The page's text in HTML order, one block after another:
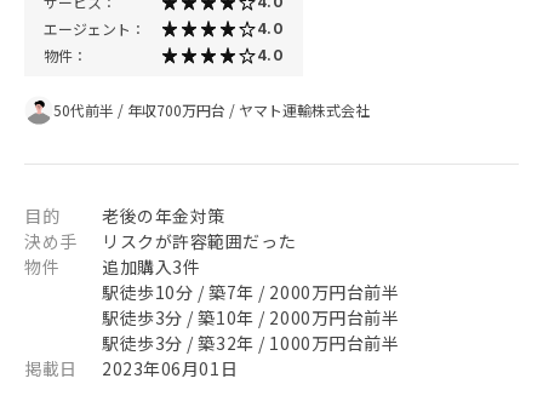
エージェント： 4.0
物件： 4.0
50代前半 / 年収700万円台 / ヤマト運輸株式会社
目的
老後の年金対策
決め手
リスクが許容範囲だった
物件
追加購入3件
駅徒歩10分 / 築7年 / 2000万円台前半
駅徒歩3分 / 築10年 / 2000万円台前半
駅徒歩3分 / 築32年 / 1000万円台前半
掲載日
2023年06月01日